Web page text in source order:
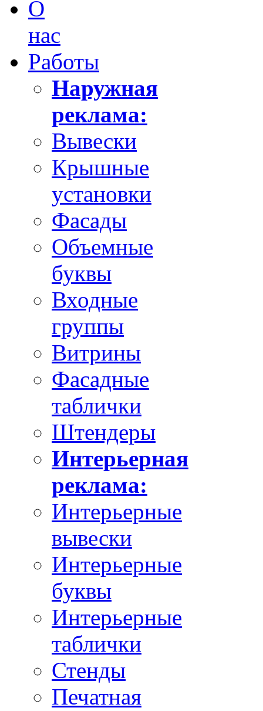
О
нас
Работы
Наружная
реклама:
Вывески
Крышные
установки
Фасады
Объемные
буквы
Входные
группы
Витрины
Фасадные
таблички
Штендеры
Интерьерная
реклама:
Интерьерные
вывески
Интерьерные
буквы
Интерьерные
таблички
Стенды
Печатная